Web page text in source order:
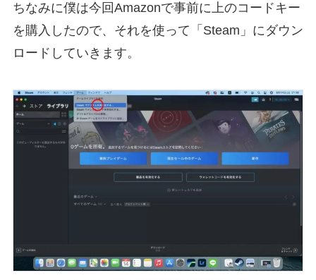
ちなみに僕は今回Amazonで事前に上のコードキー
を購入したので、それを使って「Steam」にダウン
ロードしていきます。